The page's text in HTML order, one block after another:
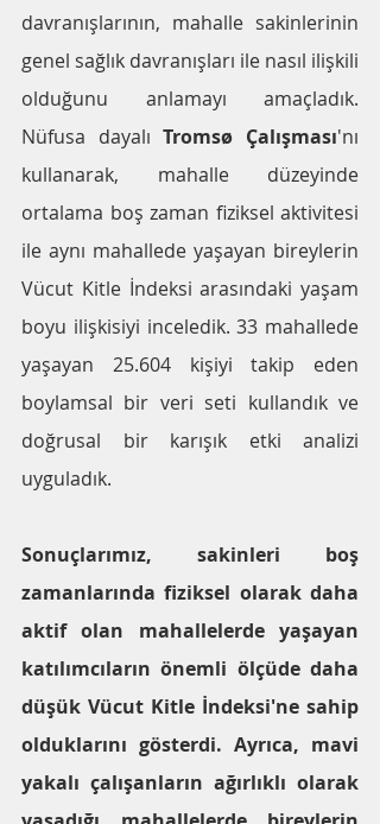
davranışlarının, mahalle sakinlerinin
genel sağlık davranışları ile nasıl ilişkili
olduğunu anlamayı amaçladık.
Nüfusa dayalı Tromsø Çalışması'nı
kullanarak, mahalle düzeyinde
ortalama boş zaman fiziksel aktivitesi
ile aynı mahallede yaşayan bireylerin
Vücut Kitle İndeksi arasındaki yaşam
boyu ilişkisiyi inceledik. 33 mahallede
yaşayan 25.604 kişiyi takip eden
boylamsal bir veri seti kullandık ve
doğrusal bir karışık etki analizi
uyguladık.
Sonuçlarımız, sakinleri boş
zamanlarında fiziksel olarak daha
aktif olan mahallelerde yaşayan
katılımcıların önemli ölçüde daha
düşük Vücut Kitle İndeksi'ne sahip
olduklarını gösterdi. Ayrıca, mavi
yakalı çalışanların ağırlıklı olarak